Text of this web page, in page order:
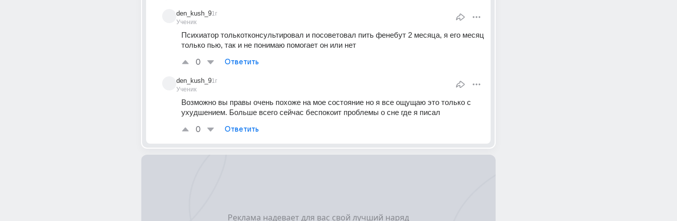
den_kush_9
Ученик
1г
Психиатор толькотконсультировал и посоветовал пить фенебут 2 месяца, я его месяц
только пью, так и не понимаю помогает он или нет
0 Ответить
den_kush_9
Ученик
1г
Возможно вы правы очень похоже на мое состояние но я все ощущаю это только с
ухудшением. Больше всего сейчас беспокоит проблемы о сне где я писал
0 Ответить